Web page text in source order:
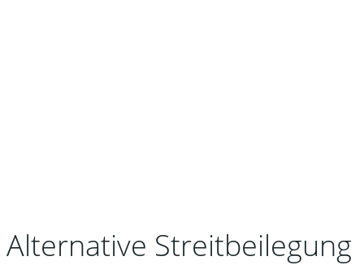
Alternative Streitbeilegung